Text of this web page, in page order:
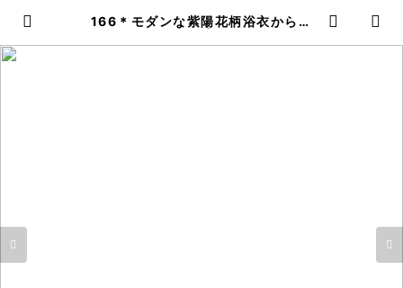
166＊モダンな紫陽花柄浴衣からＡ
ＥＳＩＧＮＳ